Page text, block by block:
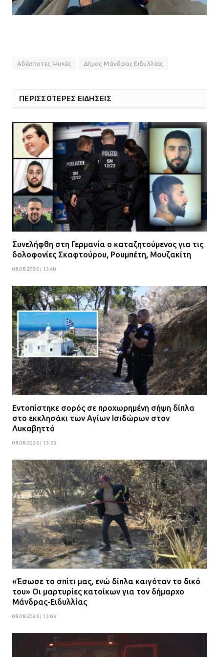
Αδέσποτες Ψυχές Δήμος Μάνδρας Ειδυλλίας
ΠΕΡΙΣΣΟΤΕΡΕΣ ΕΙΔΗΣΕΙΣ
Συνελήφθη στη Γερμανία ο καταζητούμενος για τις
δολοφονίες Σκαφτούρου, Ρουμπέτη, Μουζακίτη
08.08.2026 | 13:40
Εντοπίστηκε σορός σε προχωρημένη σήψη δίπλα
στο εκκλησάκι των Αγίων Ισιδώρων στον
Λυκαβηττό
08.08.2026 | 13:23
«Έσωσε το σπίτι μας, ενώ δίπλα καιγόταν το δικό
του» Οι μαρτυρίες κατοίκων για τον δήμαρχο
Μάνδρας-Ειδυλλίας
08.08.2026 | 13:03